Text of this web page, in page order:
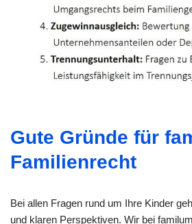
Gute Gründe für
Familienrecht
Bei allen Fragen rund um Ihre Kinder
und klaren Perspektiven. Wir bei